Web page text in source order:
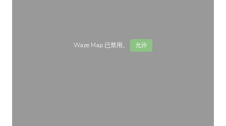
Waze Map 已禁用。 允许